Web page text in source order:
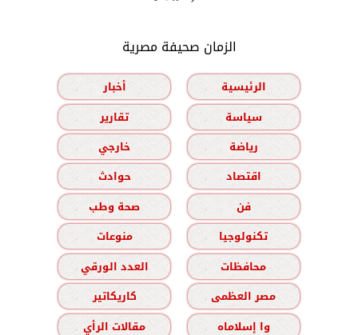
الزمان صحيفة مصرية
الرئيسية
أخبار
سياسة
تقارير
رياضة
خارجي
اقتصاد
حوادث
فن
صحة وطب
تكنولوجيا
منوعات
محافظات
العدد الورقي
مصر العظمى
كاريكاتير
وا إسلاماه
مقالات الرأي